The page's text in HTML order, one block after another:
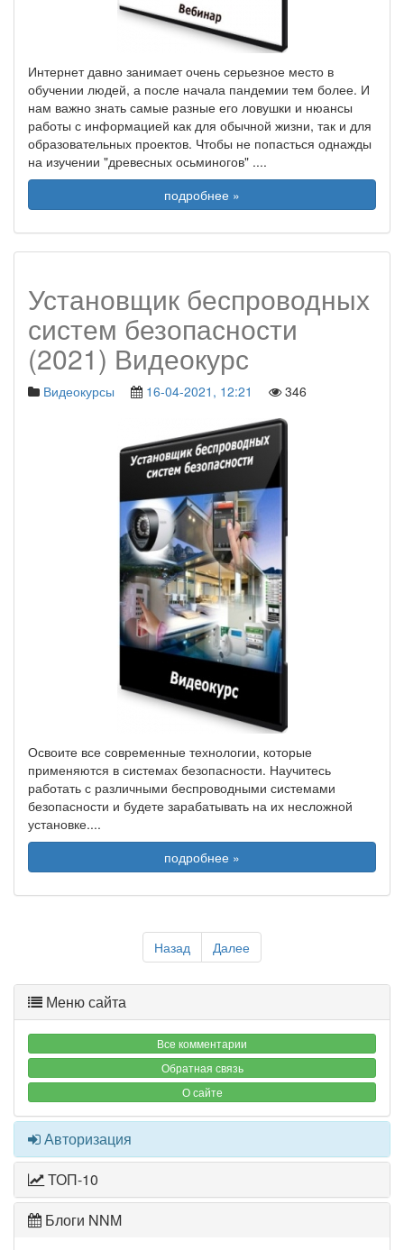
Интернет давно занимает очень серьезное место в
обучении людей, а после начала пандемии тем более. И
нам важно знать самые разные его ловушки и нюансы
работы с информацией как для обычной жизни, так и для
образовательных проектов. Чтобы не попасться однажды
на изучении "древесных осьминогов" ....
подробнее »
Установщик беспроводных
систем безопасности
(2021) Видеокурс
Видеокурсы 16-04-2021, 12:21 346
Освоите все современные технологии, которые
применяются в системах безопасности. Научитесь
работать с различными беспроводными системами
безопасности и будете зарабатывать на их несложной
установке....
подробнее »
Назад Далее
Меню сайта
Все комментарии
Обратная связь
О сайте
Авторизация
ТОП-10
Блоги NNM